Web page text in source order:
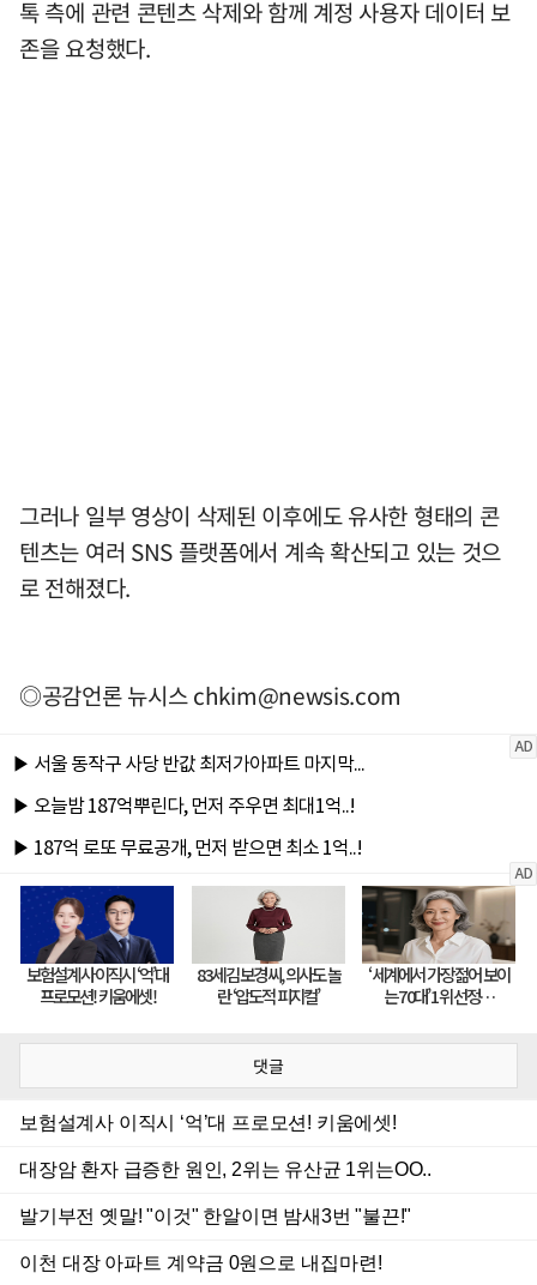
톡 측에 관련 콘텐츠 삭제와 함께 계정 사용자 데이터 보
존을 요청했다.
그러나 일부 영상이 삭제된 이후에도 유사한 형태의 콘
텐츠는 여러 SNS 플랫폼에서 계속 확산되고 있는 것으
로 전해졌다.
◎공감언론 뉴시스chkim@newsis.com
댓글